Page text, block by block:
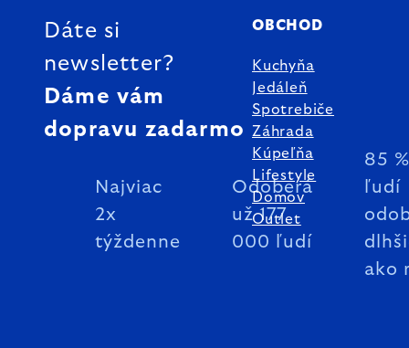
Dáte si
newsletter?
Dáme vám
dopravu zadarmo
Najviac
2x
týždenne
Odoberá
už 177
000 ľudí
85 %
ľudí
ako
OBCHOD
Kuchyňa
Jedáleň
Spotrebiče
Záhrada
Kúpeľňa
Lifestyle
Domov
Outlet